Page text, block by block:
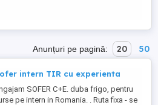
Anunțuri pe pagină: 20 50
intern TIR cu experienta
SOFER C+E. duba frigo, pentru
pe intern in Romania. . Ruta fixa - se